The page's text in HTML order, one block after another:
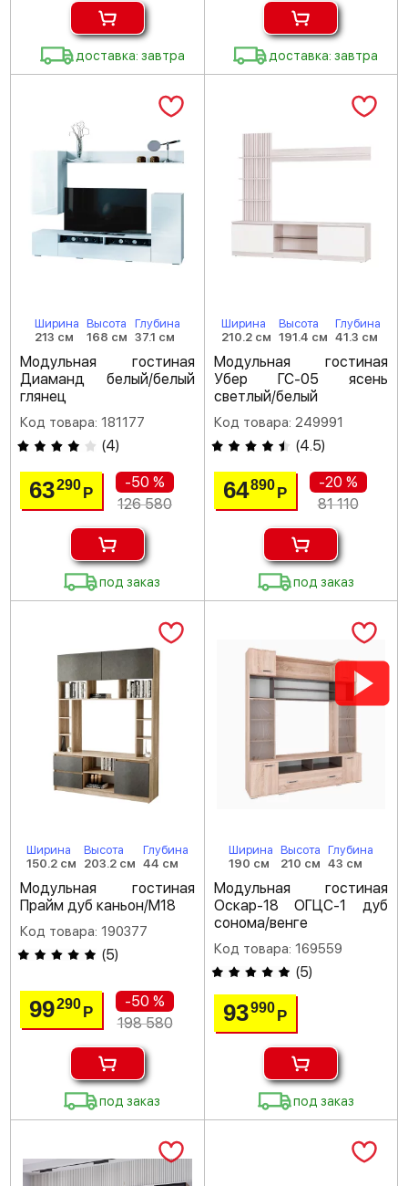
доставка: завтра доставка: завтра
Ширина
213 см
Высота
168 см
Глубина
37.1 см
Модульная гостиная
Диаманд белый/белый
глянец
Код товара: 181177
(4)
63290Р
-50 %
126 580
под заказ
Ширина
210.2 см
Высота
191.4 см
Глубина
41.3 см
Модульная гостиная
Убер ГС-05 ясень
светлый/белый
Код товара: 249991
(4.5)
64890 Р
-20 %
81 110
под заказ
Ширина
150.2 см
Высота
203.2 см
Глубина
44 см
Модульная гостиная
Прайм дуб каньон/M18
Код товара: 190377
(5)
99290Р
-50 %
198 580
под заказ
Ширина
190 см
Высота
210 см
Глубина
43 см
Модульная гостиная
Оскар-18 ОГЦС-1 дуб
сонома/венге
Код товара: 169559
(5)
93990 Р
под заказ